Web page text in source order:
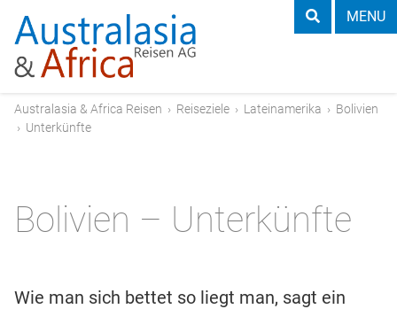
MENU
Australasia & Africa Reisen › Reiseziele › Lateinamerika › Bolivien
› Unterkünfte
Bolivien – Unterkünfte
Wie man sich bettet so liegt man, sagt ein